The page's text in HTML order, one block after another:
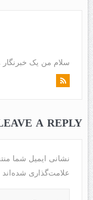
سلام من یک
A REPLY
نشانی ایمیل شما
علامت‌گذاری شده‌اند